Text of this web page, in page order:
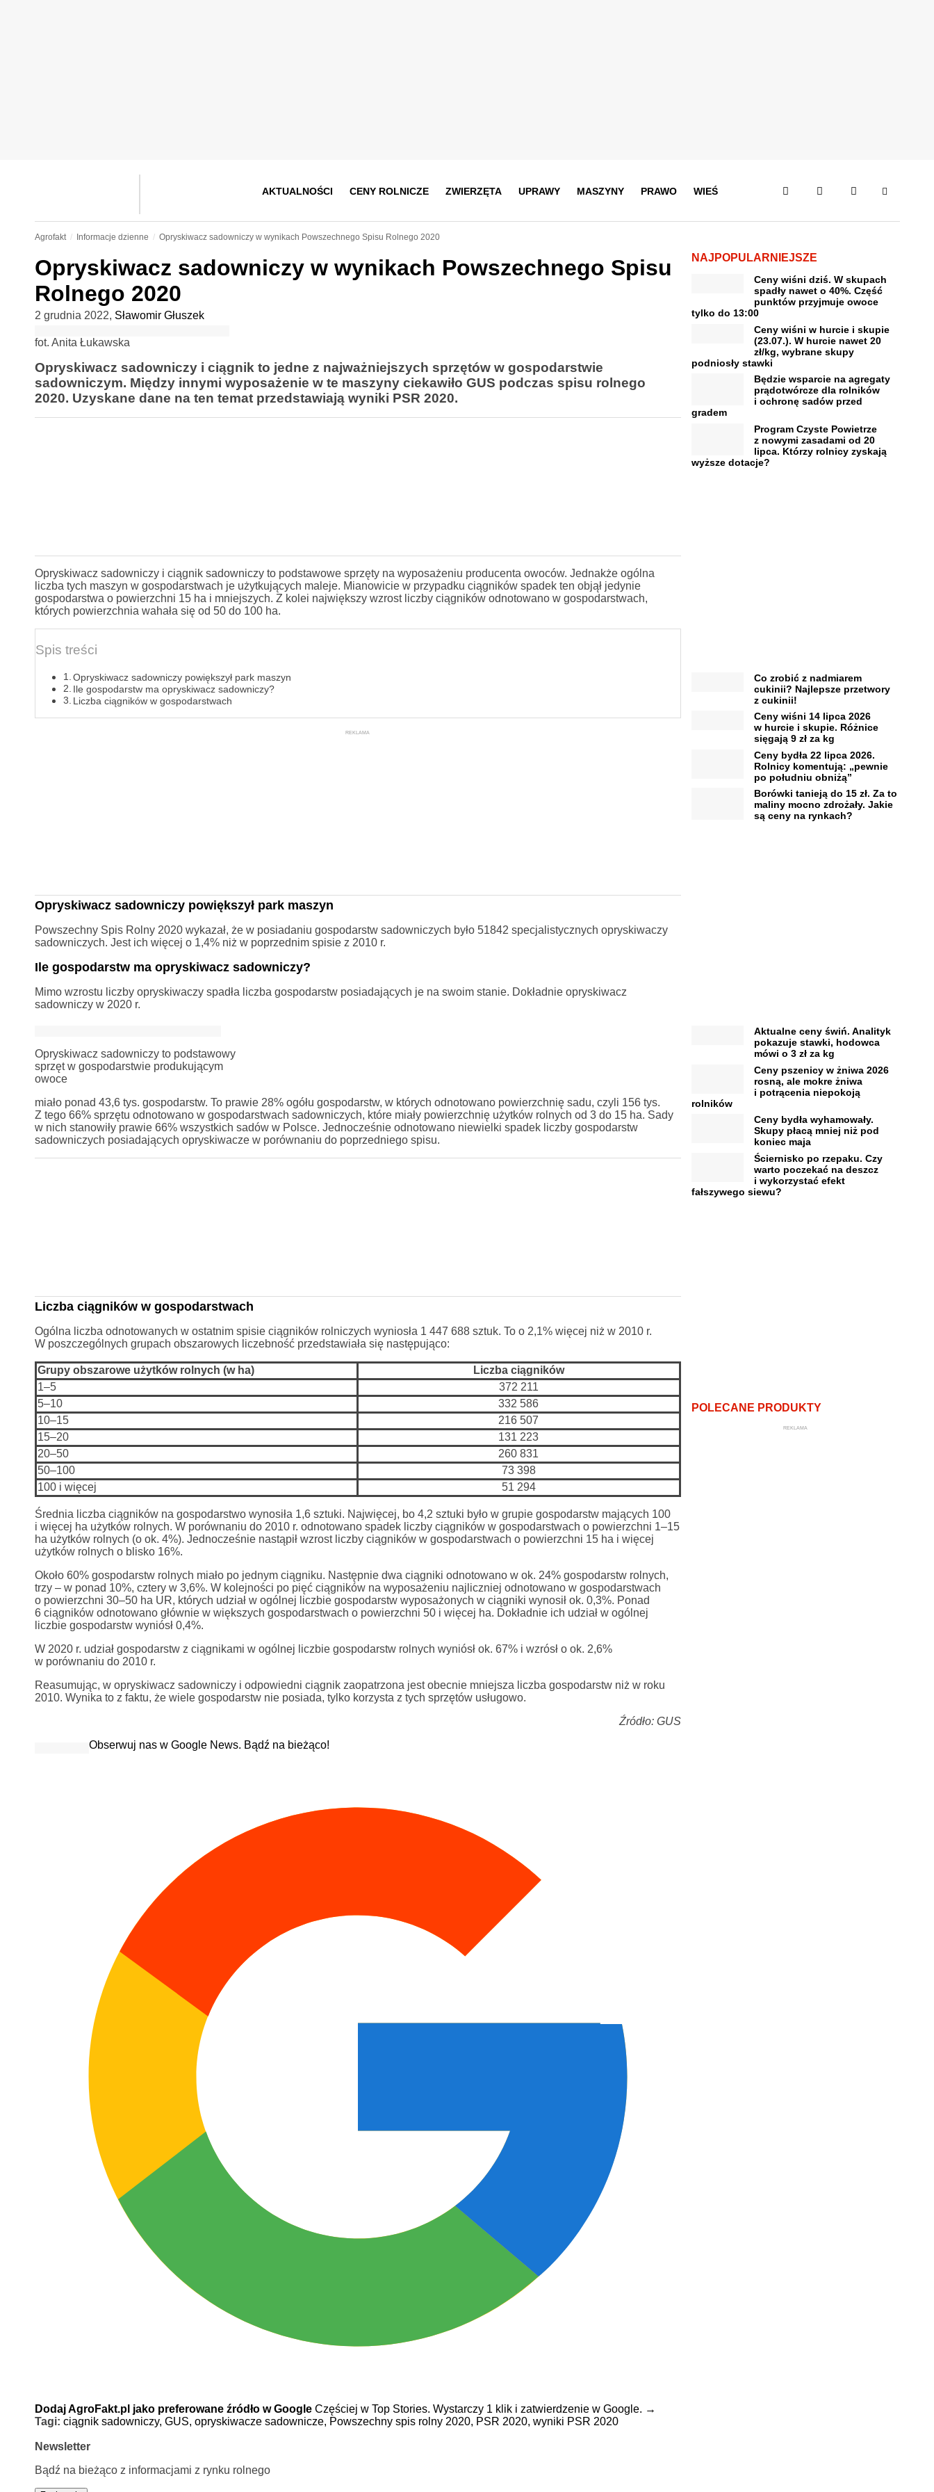
AKTUALNOŚCI CENY ROLNICZE ZWIERZĘTA UPRAWY MASZYNY PRAWO WIEŚ
Agrofakt Informacje dzienne Opryskiwacz sadowniczy w wynikach Powszechnego Spisu Rolnego 2020
Opryskiwacz sadowniczy w wynikach Powszechnego Spisu
Rolnego 2020
2 grudnia 2022, Sławomir Głuszek
fot. Anita Łukawska
Opryskiwacz sadowniczy i ciągnik to jedne z najważniejszych sprzętów w gospodarstwie
sadowniczym. Między innymi wyposażenie w te maszyny ciekawiło GUS podczas spisu rolnego
2020. Uzyskane dane na ten temat przedstawiają wyniki PSR 2020.
Opryskiwacz sadowniczy i ciągnik sadowniczy to podstawowe sprzęty na wyposażeniu producenta owoców. Jednakże ogólna
liczba tych maszyn w gospodarstwach je użytkujących maleje. Mianowicie w przypadku ciągników spadek ten objął jedynie
gospodarstwa o powierzchni 15 ha i mniejszych. Z kolei największy wzrost liczby ciągników odnotowano w gospodarstwach,
których powierzchnia wahała się od 50 do 100 ha.
Spis treści
Opryskiwacz sadowniczy powiększył park maszyn
Ile gospodarstw ma opryskiwacz sadowniczy?
Liczba ciągników w gospodarstwach
REKLAMA
Opryskiwacz sadowniczy powiększył park maszyn
Powszechny Spis Rolny 2020 wykazał, że w posiadaniu gospodarstw sadowniczych było 51842 specjalistycznych opryskiwaczy
sadowniczych. Jest ich więcej o 1,4% niż w poprzednim spisie z 2010 r.
Ile gospodarstw ma opryskiwacz sadowniczy?
Mimo wzrostu liczby opryskiwaczy spadła liczba gospodarstw posiadających je na swoim stanie. Dokładnie opryskiwacz
sadowniczy w 2020 r.
Opryskiwacz sadowniczy to podstawowy
sprzęt w gospodarstwie produkującym
owoce
miało ponad 43,6 tys. gospodarstw. To prawie 28% ogółu gospodarstw, w których odnotowano powierzchnię sadu, czyli 156 tys.
Z tego 66% sprzętu odnotowano w gospodarstwach sadowniczych, które miały powierzchnię użytków rolnych od 3 do 15 ha. Sady
w nich stanowiły prawie 66% wszystkich sadów w Polsce. Jednocześnie odnotowano niewielki spadek liczby gospodarstw
sadowniczych posiadających opryskiwacze w porównaniu do poprzedniego spisu.
Liczba ciągników w gospodarstwach
Ogólna liczba odnotowanych w ostatnim spisie ciągników rolniczych wyniosła 1 447 688 sztuk. To o 2,1% więcej niż w 2010 r.
W poszczególnych grupach obszarowych liczebność przedstawiała się następująco:
Grupy obszarowe użytków rolnych (w ha)
Liczba ciągników
1–5
372 211
5–10
332 586
10–15
216 507
15–20
131 223
20–50
260 831
50–100
73 398
100 i więcej
51 294
Średnia liczba ciągników na gospodarstwo wynosiła 1,6 sztuki. Najwięcej, bo 4,2 sztuki było w grupie gospodarstw mających 100
i więcej ha użytków rolnych. W porównaniu do 2010 r. odnotowano spadek liczby ciągników w gospodarstwach o powierzchni 1–15
ha użytków rolnych (o ok. 4%). Jednocześnie nastąpił wzrost liczby ciągników w gospodarstwach o powierzchni 15 ha i więcej
użytków rolnych o blisko 16%.
Około 60% gospodarstw rolnych miało po jednym ciągniku. Następnie dwa ciągniki odnotowano w ok. 24% gospodarstw rolnych,
trzy – w ponad 10%, cztery w 3,6%. W kolejności po pięć ciągników na wyposażeniu najliczniej odnotowano w gospodarstwach
o powierzchni 30–50 ha UR, których udział w ogólnej liczbie gospodarstw wyposażonych w ciągniki wynosił ok. 0,3%. Ponad
6 ciągników odnotowano głównie w większych gospodarstwach o powierzchni 50 i więcej ha. Dokładnie ich udział w ogólnej
liczbie gospodarstw wyniósł 0,4%.
W 2020 r. udział gospodarstw z ciągnikami w ogólnej liczbie gospodarstw rolnych wyniósł ok. 67% i wzrósł o ok. 2,6%
w porównaniu do 2010 r.
Reasumując, w opryskiwacz sadowniczy i odpowiedni ciągnik zaopatrzona jest obecnie mniejsza liczba gospodarstw niż w roku
2010. Wynika to z faktu, że wiele gospodarstw nie posiada, tylko korzysta z tych sprzętów usługowo.
Źródło: GUS
Obserwuj nas w Google News. Bądź na bieżąco!
Dodaj AgroFakt.pl jako preferowane źródło w Google Częściej w Top Stories. Wystarczy 1 klik i zatwierdzenie w Google. →
Tagi: ciągnik sadowniczy, GUS, opryskiwacze sadownicze, Powszechny spis rolny 2020, PSR 2020, wyniki PSR 2020
Newsletter
Bądź na bieżąco z informacjami z rynku rolnego
NAJPOPULARNIEJSZE
Ceny wiśni dziś. W skupach
spadły nawet o 40%. Część
punktów przyjmuje owoce
tylko do 13:00
Ceny wiśni w hurcie i skupie
(23.07.). W hurcie nawet 20
zł/kg, wybrane skupy
podniosły stawki
Będzie wsparcie na agregaty
prądotwórcze dla rolników
i ochronę sadów przed
gradem
Program Czyste Powietrze
z nowymi zasadami od 20
lipca. Którzy rolnicy zyskają
wyższe dotacje?
Co zrobić z nadmiarem
cukinii? Najlepsze przetwory
z cukinii!
Ceny wiśni 14 lipca 2026
w hurcie i skupie. Różnice
sięgają 9 zł za kg
Ceny bydła 22 lipca 2026.
Rolnicy komentują: „pewnie
po południu obniżą”
Borówki tanieją do 15 zł. Za to
maliny mocno zdrożały. Jakie
są ceny na rynkach?
Aktualne ceny świń. Analityk
pokazuje stawki, hodowca
mówi o 3 zł za kg
Ceny pszenicy w żniwa 2026
rosną, ale mokre żniwa
i potrącenia niepokoją
rolników
Ceny bydła wyhamowały.
Skupy płacą mniej niż pod
koniec maja
Ściernisko po rzepaku. Czy
warto poczekać na deszcz
i wykorzystać efekt
fałszywego siewu?
POLECANE PRODUKTY
REKLAMA